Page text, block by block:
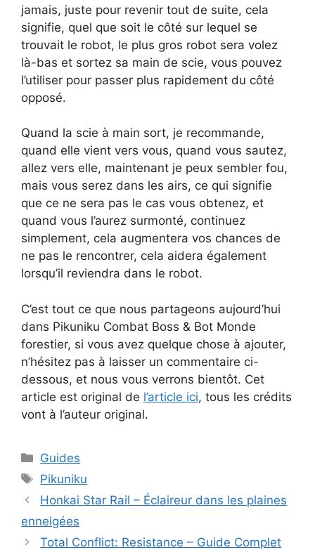
jamais, juste pour revenir tout de suite, cela
signifie, quel que soit le côté sur lequel se
trouvait le robot, le plus gros robot sera volez
là-bas et sortez sa main de scie, vous pouvez
l’utiliser pour passer plus rapidement du côté
opposé.
Quand la scie à main sort, je recommande,
quand elle vient vers vous, quand vous sautez,
allez vers elle, maintenant je peux sembler fou,
mais vous serez dans les airs, ce qui signifie
que ce ne sera pas le cas vous obtenez, et
quand vous l’aurez surmonté, continuez
simplement, cela augmentera vos chances de
ne pas le rencontrer, cela aidera également
lorsqu’il reviendra dans le robot.
C’est tout ce que nous partageons aujourd’hui
dans Pikuniku Combat Boss & Bot Monde
forestier, si vous avez quelque chose à ajouter,
n’hésitez pas à laisser un commentaire ci-
dessous, et nous vous verrons bientôt. Cet
article est original de l’article ici, tous les crédits
vont à l’auteur original.
Catégories
Guides
Étiquettes
Pikuniku
Honkai Star Rail – Éclaireur dans les plaines
enneigées
Total Conflict: Resistance – Guide Complet